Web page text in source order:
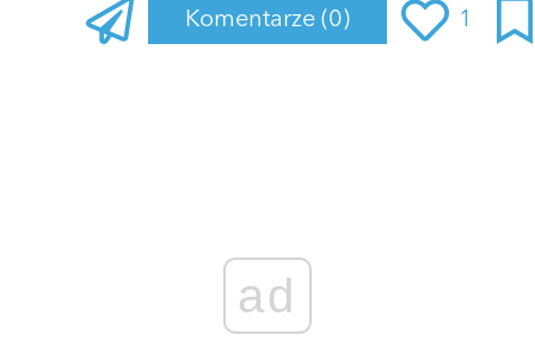
Komentarze (0) 1
ad